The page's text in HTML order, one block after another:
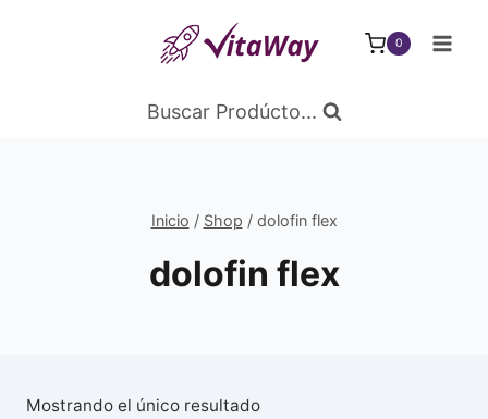
0
Buscar Prodúcto...
Inicio / Shop / dolofin flex
dolofin flex
Mostrando el único resultado